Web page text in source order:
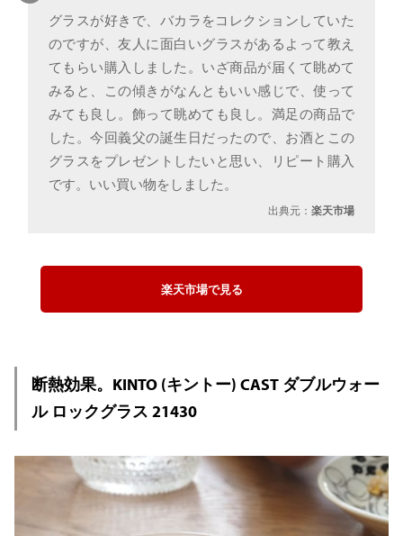
グラスが好きで、バカラをコレクションしていた
のですが、友人に面白いグラスがあるよって教え
てもらい購入しました。いざ商品が届くて眺めて
みると、この傾きがなんともいい感じで、使って
みても良し。飾って眺めても良し。満足の商品で
した。今回義父の誕生日だったので、お酒とこの
グラスをプレゼントしたいと思い、リピート購入
です。いい買い物をしました。
出典元：楽天市場
楽天市場で見る
断熱効果。KINTO (キントー) CAST ダブルウォー
ル ロックグラス 21430